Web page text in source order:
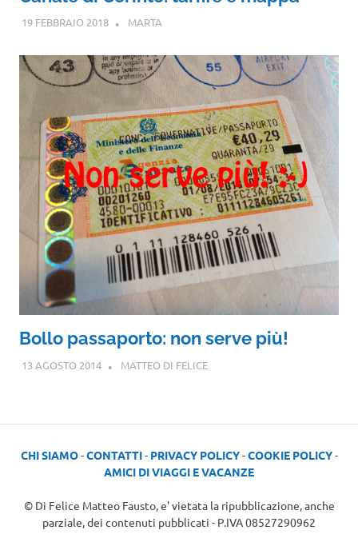
19 FEBBRAIO 2018 MARTA
Bollo passaporto: non serve più!
13 AGOSTO 2014 MATTEO DI FELICE
CHI SIAMO-CONTATTI- PRIVACY POLICY-COOKIE POLICY-
AMICI DI VIAGGI E VACANZE
© Di Felice Matteo Fausto, e' vietata la ripubblicazione, anche
parziale, dei contenuti pubblicati - P.IVA 08527290962